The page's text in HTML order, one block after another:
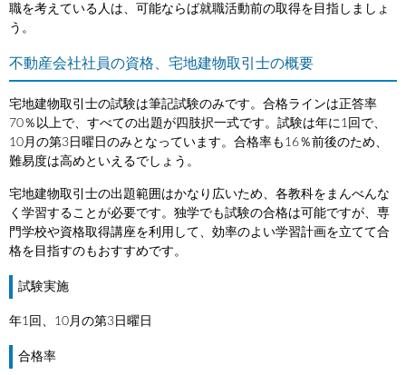
職を考えている人は、可能ならば就職活動前の取得を目指しましょ
う。
不動産会社社員の資格、宅地建物取引士の概要
宅地建物取引士の試験は筆記試験のみです。合格ラインは正答率
70％以上で、すべての出題が四肢択一式です。試験は年に1回で、
10月の第3日曜日のみとなっています。合格率も16％前後のため、
難易度は高めといえるでしょう。
宅地建物取引士の出題範囲はかなり広いため、各教科をまんべんな
く学習することが必要です。独学でも試験の合格は可能ですが、専
門学校や資格取得講座を利用して、効率のよい学習計画を立てて合
格を目指すのもおすすめです。
試験実施
年1回、10月の第3日曜日
合格率